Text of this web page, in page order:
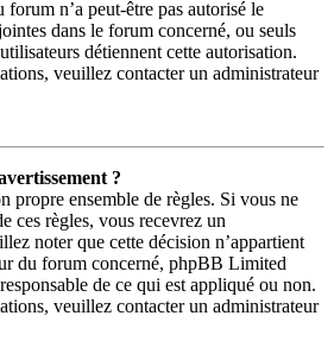
forum n’a peut-être pas autorisé le
dans le forum concerné, ou seuls
détiennent cette autorisation.
veuillez contacter un administrateur
?
propre ensemble de règles. Si vous ne
ces règles, vous recevrez un
noter que cette décision n’appartient
du forum concerné, phpBB Limited
de ce qui est appliqué ou non.
veuillez contacter un administrateur